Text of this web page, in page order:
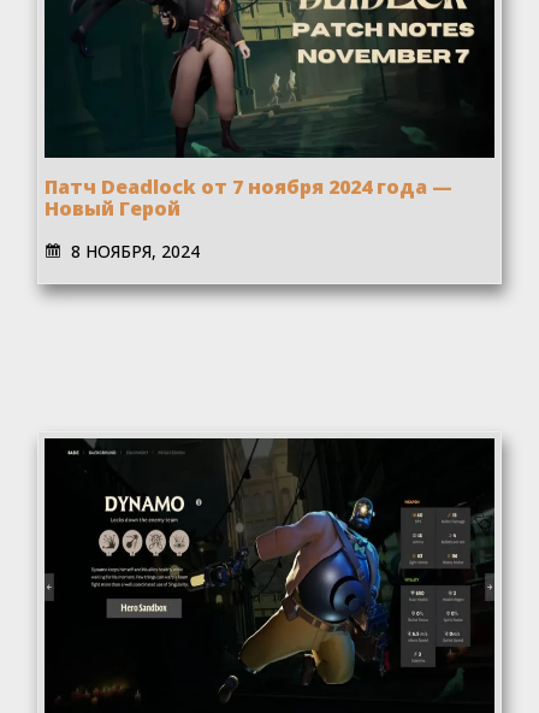
Патч Deadlock от 7 ноября 2024 года —
Новый Герой
8 НОЯБРЯ, 2024